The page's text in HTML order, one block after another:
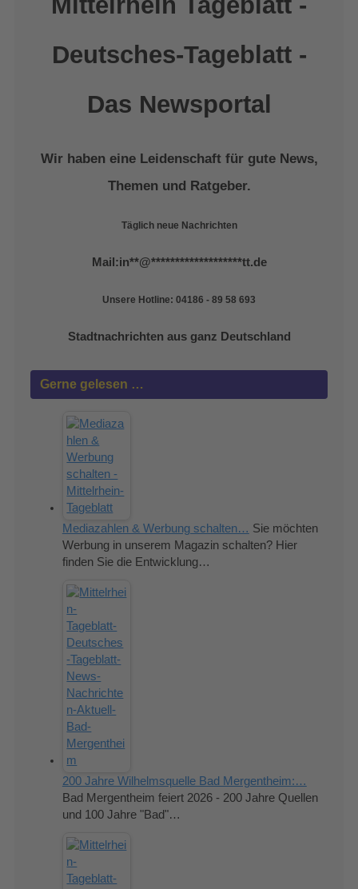
Deutsches-Tageblatt -
Das Newsportal
Wir haben eine Leidenschaft für gute News,
Themen und Ratgeber.
Täglich neue Nachrichten
Mail:in**@*******************tt.de
Unsere Hotline: 04186 - 89 58 693
Stadtnachrichten aus ganz Deutschland
Gerne gelesen …
Mediazahlen & Werbung schalten… Sie möchten
Werbung in unserem Magazin schalten? Hier
finden Sie die Entwicklung…
200 Jahre Wilhelmsquelle Bad Mergentheim:…
Bad Mergentheim feiert 2026 - 200 Jahre Quellen
und 100 Jahre "Bad"…